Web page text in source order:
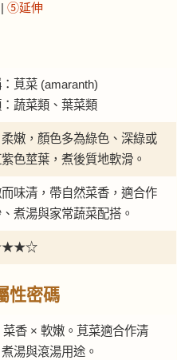
| ⑤延伸
莧菜 (amaranth)
蔬菜類、葉菜類
嫩，顏色多為綠色、深綠或
色莖葉，煮後質地軟滑。
味清，帶自然菜香，適合作
煮湯與家常蔬菜配搭。
性密碼
菜香 × 軟嫩。莧菜適合作清
湯與滾湯用途。